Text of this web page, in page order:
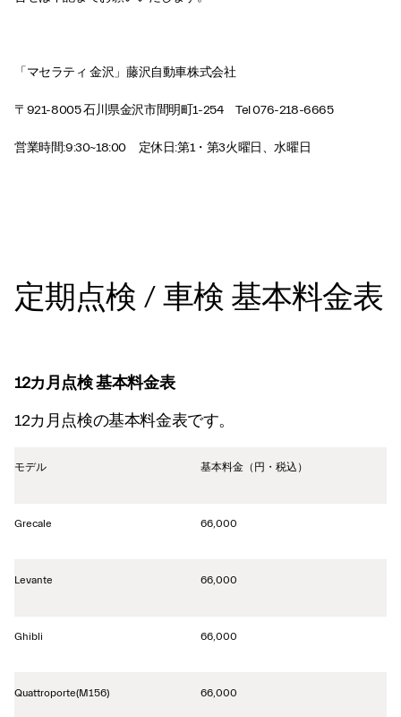
「マセラティ 金沢」藤沢自動車株式会社​
〒921-8005 石川県金沢市間明町1-254 Tel 076-218-6665​
営業時間:9:30~18:00 定休日:第1・第3火曜日、水曜日
定期点検 / 車検 基本料金表
12カ月点検 基本料金表
12カ月点検の基本料金表です。
モデル 基本料金（円・税込）
Grecale 66,000
Levante 66,000
Ghibli 66,000
Quattroporte(M156) 66,000